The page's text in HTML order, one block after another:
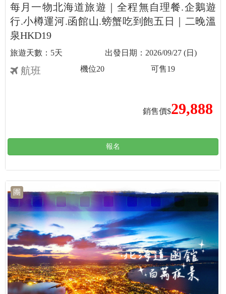
每月一物北海道旅遊｜全程無自理餐.企鵝遊
行.小樽運河.函館山.螃蟹吃到飽五日｜二晚溫
泉HKD19
5天 2026/09/27 (日)
航班
銷售價$29,888
機位20 可售19
報名
團